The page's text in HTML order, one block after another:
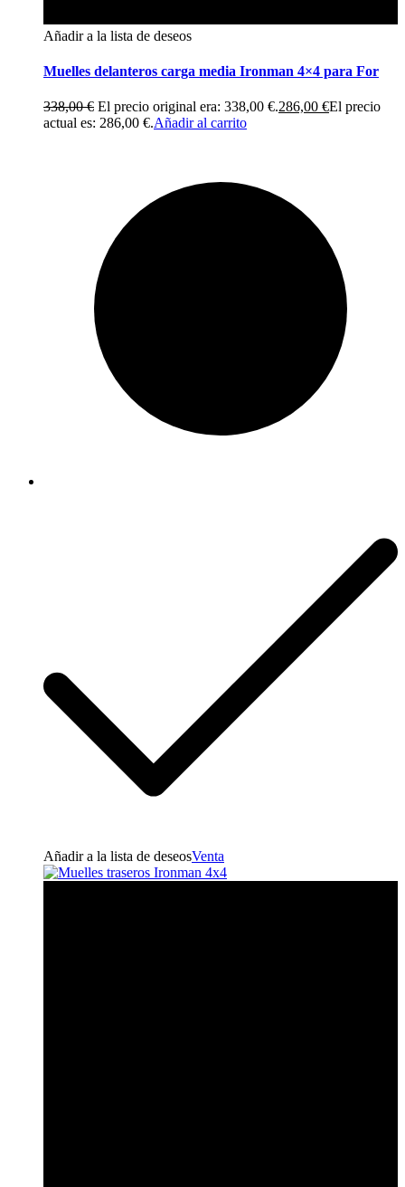
Añadir a la lista de deseos
Muelles delanteros carga media Ironman 4×4 para For
338,00€ El precio original era: 338,00 €.286,00 €El precio
actual es: 286,00 €.Añadir al carrito
Añadir a la lista de deseosVenta